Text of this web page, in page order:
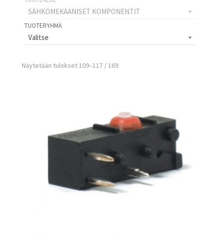
SÄHKÖMEKAANISET KOMPONENTIT
Valitse
Näytetään tulokset 109–117 / 169